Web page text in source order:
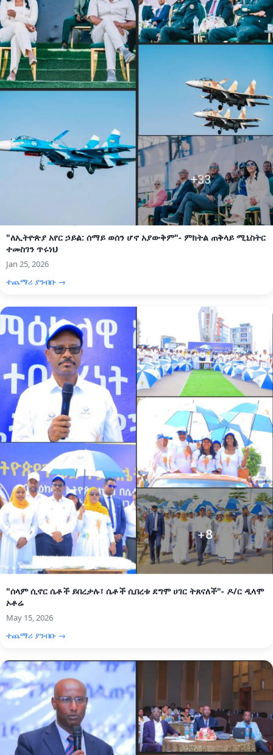
"ለኢትዮጵያ አየር ኃይል: ሰማይ ወሰን ሆኖ አያውቅም"- ምክትል ጠቅላይ ሚኒስትር
ተመስገን ጥሩነህ
Jan 25, 2026
ተጨማሪ ያንብቡ →
"ሰላም ሲኖር ሴቶች ይበረታሉ፣ ሴቶች ሲበረቱ ደግሞ ሀገር ትጸናለች"- ዶ/ር ዲላሞ
ኦቶሬ
May 15, 2026
ተጨማሪ ያንብቡ →